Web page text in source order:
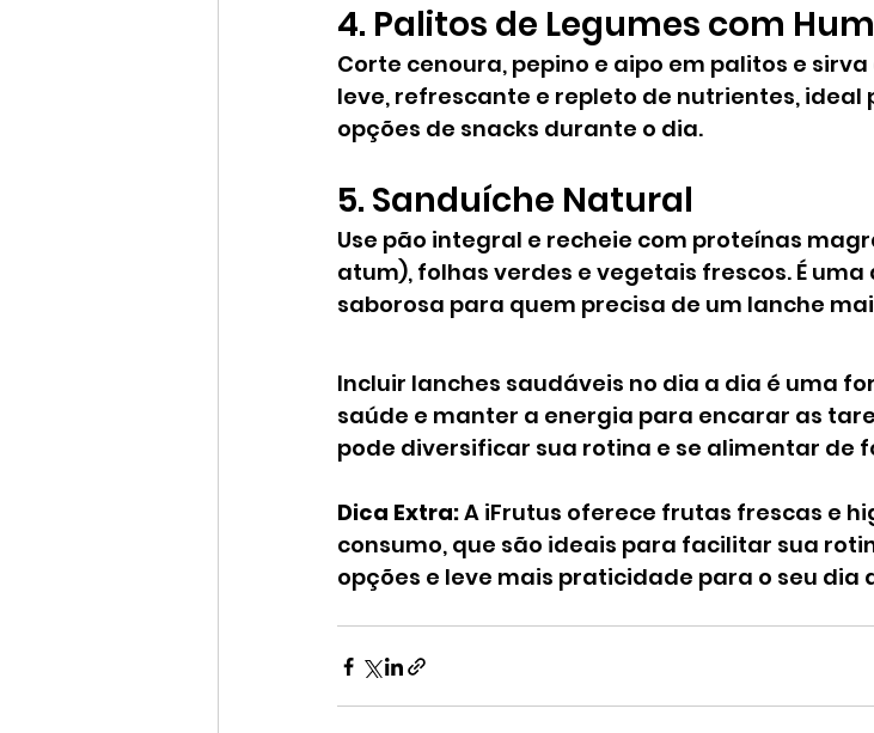
4. Palitos de Legumes com
Corte cenoura, pepino e aipo em palitos e sirva
leve, refrescante e repleto de nutrientes,
opções de snacks durante o dia.
5. Sanduíche Natural
Use pão integral e recheie com proteínas
atum), folhas verdes e vegetais frescos. É
saborosa para quem precisa de um lanche
Incluir lanches saudáveis no dia a dia é uma
saúde e manter a energia para encarar as
pode diversificar sua rotina e se alimentar de
Dica Extra: A iFrutus oferece frutas frescas e
consumo, que são ideais para facilitar sua
opções e leve mais praticidade para o seu dia